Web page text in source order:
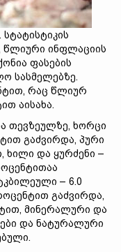
. სტატისტიკის
წლიური ინფლაციის
ფასების
სასმელებზე.
რაც წლიურ
აისახა.
თევზეულზე, ხორცი
გაძვირდა, პური
ხილი და ყურძენი –
– 6.0
გაძვირდა,
მინერალური და
და ნატურალური